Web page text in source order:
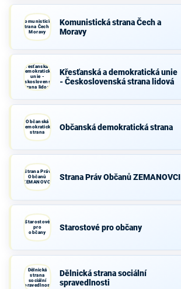
Komunistická
strana Čech a
Moravy
Komunistická strana Čech a
Moravy
Křesťanská a
demokratická
unie -
Československá
strana lidová
Křesťanská a demokratická unie
- Československá strana lidová
Občanská
demokratická
strana
Občanská demokratická strana
Strana Práv
Občanů
ZEMANOVCI
Strana Práv Občanů ZEMANOVCI
Starostové
pro
občany
Starostové pro občany
Dělnická
strana
sociální
spravedlnosti
Dělnická strana sociální
spravedlnosti